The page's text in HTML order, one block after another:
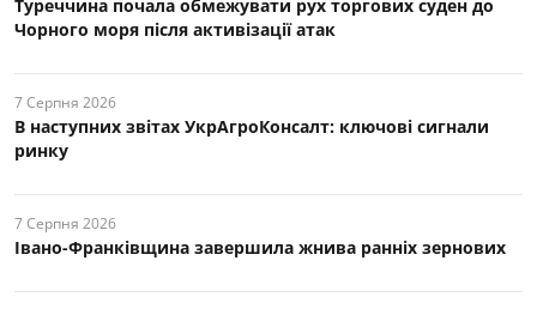
Туреччина почала обмежувати рух торгових суден до
Чорного моря після активізації атак
7 Серпня 2026
В наступних звітах УкрАгроКонсалт: ключові cигнали
ринку
7 Серпня 2026
Івано-Франківщина завершила жнива ранніх зернових